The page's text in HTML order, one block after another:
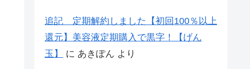
追記 定期解約しました【初回100％以上
還元】美容液定期購入で黒字！【げん
玉】
に あきぽん より